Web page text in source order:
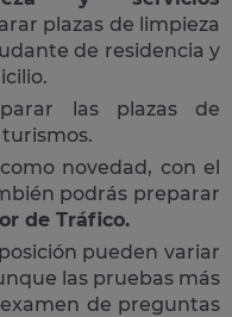
plazas de limpieza
de residencia y
las plazas de
como novedad, con el
podrás preparar
de Tráfico.
pueden variar
las pruebas más
de preguntas